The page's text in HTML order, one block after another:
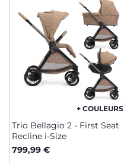
+ COULEURS
Trio Bellagio 2 - First Seat
Recline i-Size
799,99 €